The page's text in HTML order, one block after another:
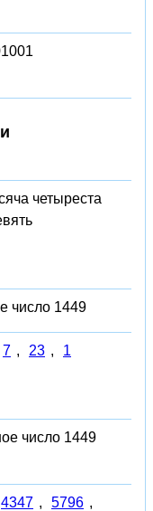
четыреста
число 1449
7 , 23 , 1
число 1449
4347 , 5796 ,